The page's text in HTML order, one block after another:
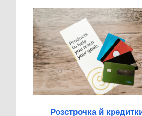
Розстрочка й